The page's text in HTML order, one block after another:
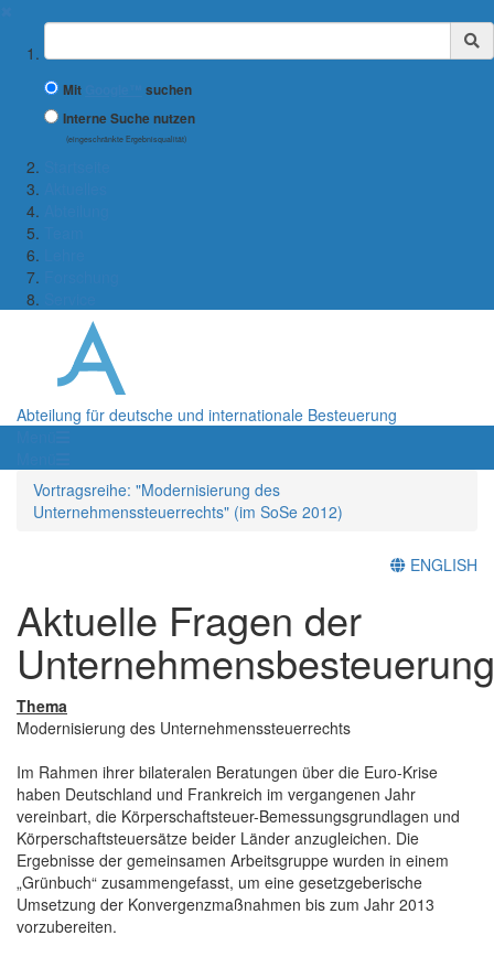
Suchbegriff
Mit
suchen
Interne Suche nutzen
(eingeschränkte Ergebnisqualität)
Abteilung für deutsche und internationale Besteuerung
Vortragsreihe: "Modernisierung des
Unternehmenssteuerrechts" (im SoSe 2012)
ENGLISH
Aktuelle Fragen der
Unternehmensbesteuerung
Thema
Modernisierung des Unternehmenssteuerrechts
Im Rahmen ihrer bilateralen Beratungen über die Euro-Krise
haben Deutschland und Frankreich im vergangenen Jahr
vereinbart, die Körperschaftsteuer-Bemessungsgrundlagen und
Körperschaftsteuersätze beider Länder anzugleichen. Die
Ergebnisse der gemeinsamen Arbeitsgruppe wurden in einem
„Grünbuch“ zusammengefasst, um eine gesetzgeberische
Umsetzung der Konvergenzmaßnahmen bis zum Jahr 2013
vorzubereiten.